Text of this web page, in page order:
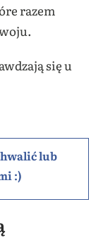
razem
się u
lub
:)